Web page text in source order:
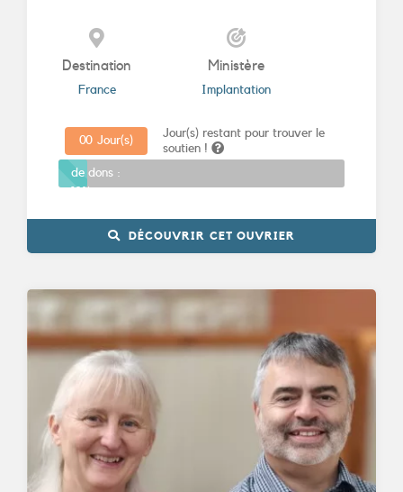
Destination
France
Ministère
Implantation
Jour(s) restant pour trouver le
soutien !
00 Jour(s)
Promesses
de dons :
10%
DÉCOUVRIR CET OUVRIER